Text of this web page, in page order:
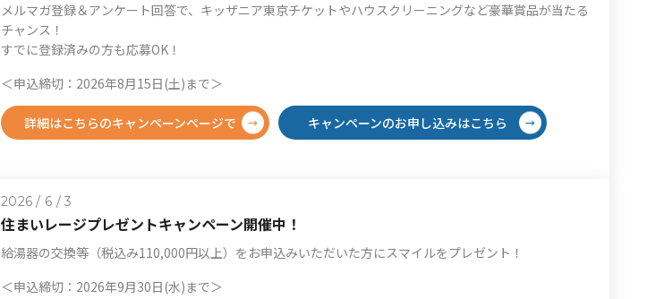
メルマガ登録＆アンケート回答で、キッザニア東京チケットやハウスクリーニングなど豪華賞品が当たる
チャンス！
すでに登録済みの方も応募OK！
＜申込締切：2026年8月15日(土)まで＞
詳細はこちらのキャンペーンページで キャンペーンのお申し込みはこちら
2026 / 6 / 3
住まいレージプレゼントキャンペーン開催中！
給湯器の交換等（税込み110,000円以上）をお申込みいただいた方にスマイルをプレゼント！
＜申込締切：2026年9月30日(水)まで＞